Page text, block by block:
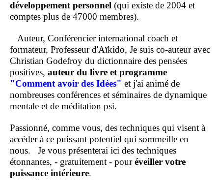
développement personnel (qui existe de 2004 et
comptes plus de 47000 membres).
Auteur, Conférencier international coach et
formateur, Professeur d'Aïkido, Je suis co-auteur avec
Christian Godefroy du dictionnaire des pensées
positives, auteur du livre et programme
"Comment avoir des Idées" et j'ai animé de
nombreuses conférences et séminaires de dynamique
mentale et de méditation psi.
Passionné, comme vous, des techniques qui visent à
accéder à ce puissant potentiel qui sommeille en
nous. Je vous présenterai ici des techniques
étonnantes, - gratuitement - pouréveiller votre
puissance intérieure.